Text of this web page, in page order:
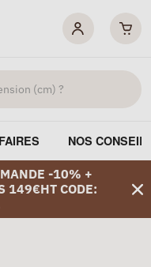
NOS
-10% +
149€HT CODE: